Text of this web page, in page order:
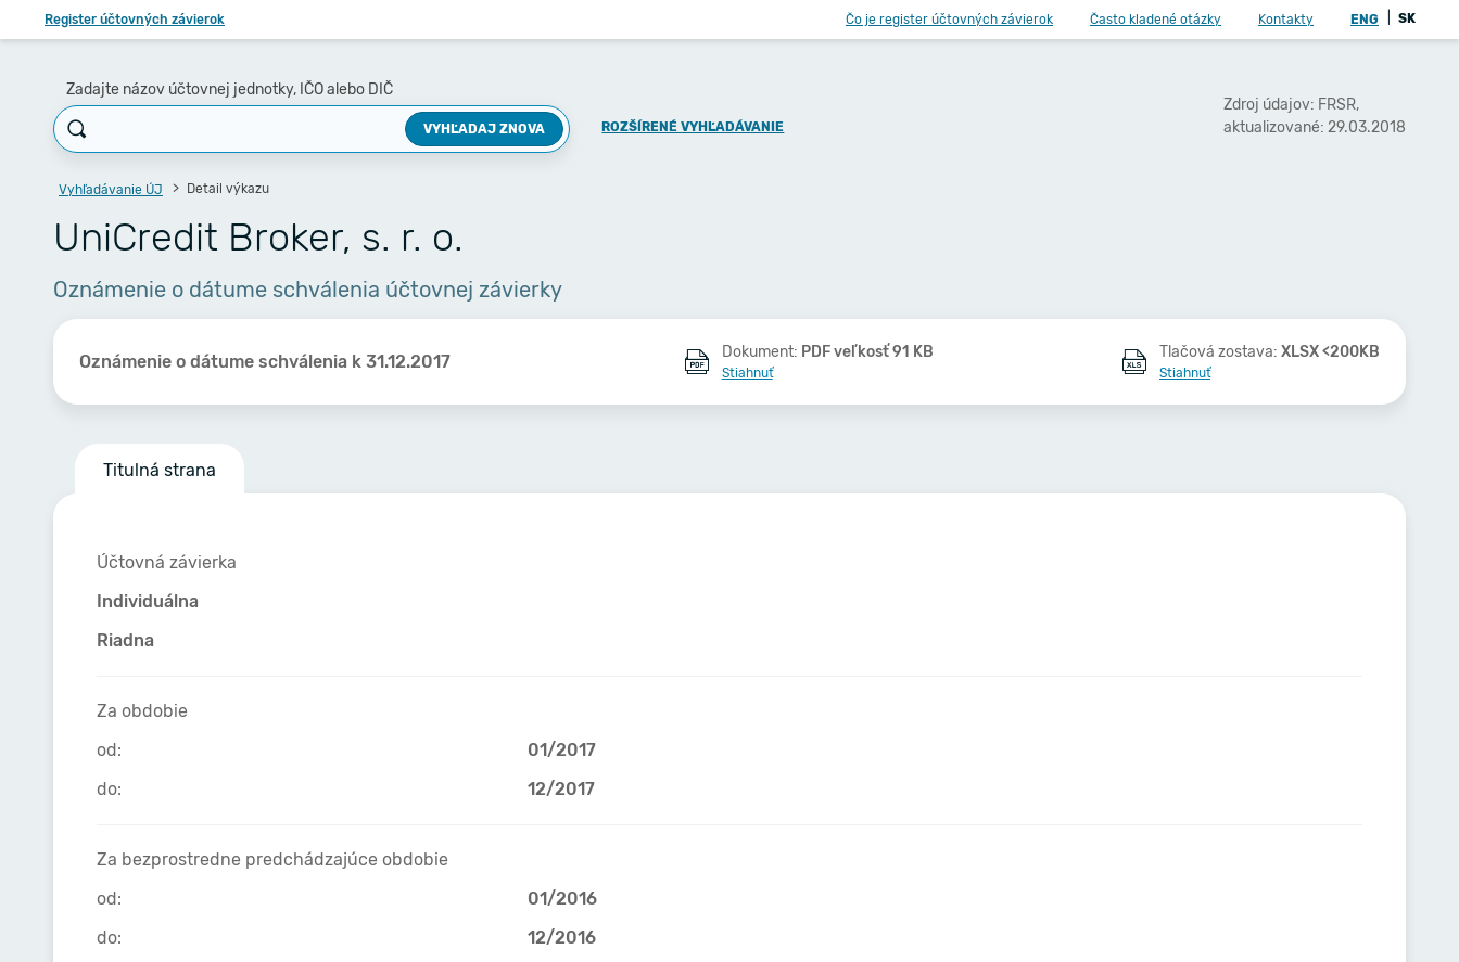
Register účtovných závierok Čo je register účtovných závierok Často kladené otázky Kontakty ENG SK
Zadajte názov účtovnej jednotky, IČO alebo DIČ
VYHĽADAJ ZNOVA ROZŠÍRENÉ VYHĽADÁVANIE
Zdroj údajov: FRSR,
aktualizované: 29.03.2018
Vyhľadávanie ÚJ Detail výkazu
UniCredit Broker, s. r. o.
Oznámenie o dátume schválenia účtovnej závierky
Oznámenie o dátume schválenia k 31.12.2017 Dokument: PDF veľkosť 91 KB
Stiahnuť
Tlačová zostava: XLSX <200KB
Stiahnuť
Titulná strana
Účtovná závierka
Individuálna
Riadna
Za obdobie
od:
01/2017
do:
12/2017
Za bezprostredne predchádzajúce obdobie
od:
01/2016
do:
12/2016